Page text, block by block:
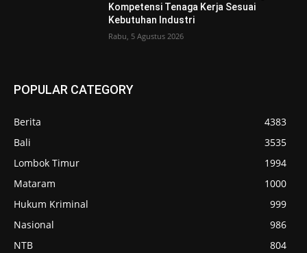
Kompetensi Tenaga Kerja Sesuai
Kebutuhan Industri
Rabu, 5 Agustus 2026
POPULAR CATEGORY
Berita
4383
Bali
3535
Lombok Timur
1994
Mataram
1000
Hukum Kriminal
999
Nasional
986
NTB
804